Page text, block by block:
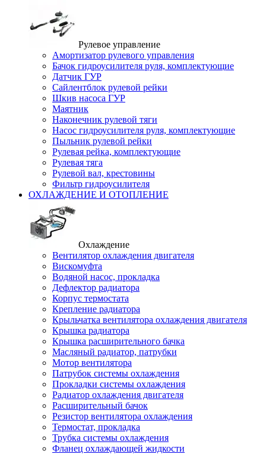
Рулевое управление
Амортизатор рулевого управления
Бачок гидроусилителя руля, комплектующие
Датчик ГУР
Сайлентблок рулевой рейки
Шкив насоса ГУР
Маятник
Наконечник рулевой тяги
Насос гидроусилителя руля, комплектующие
Пыльник рулевой рейки
Рулевая рейка, комплектующие
Рулевая тяга
Рулевой вал, крестовины
Фильтр гидроусилителя
ОХЛАЖДЕНИЕ И ОТОПЛЕНИЕ
Охлаждение
Вентилятор охлаждения двигателя
Вискомуфта
Водяной насос, прокладка
Дефлектор радиатора
Корпус термостата
Крепление радиатора
Крыльчатка вентилятора охлаждения двигателя
Крышка радиатора
Крышка расширительного бачка
Масляный радиатор, патрубки
Мотор вентилятора
Патрубок системы охлаждения
Прокладки системы охлаждения
Радиатор охлаждения двигателя
Расширительный бачок
Резистор вентилятора охлаждения
Термостат, прокладка
Трубка системы охлаждения
Фланец охлаждающей жидкости